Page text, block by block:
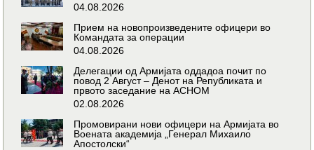
04.08.2026
Прием на новопроизведените офицери во
Командата за операции
04.08.2026
Делегации од Армијата оддадоа почит по
повод 2 Август – Денот на Републиката и
првото заседание на АСНОМ
02.08.2026
Промовирани нови офицери на Армијата во
Воената академија „Генерал Михаило
Апостолски“